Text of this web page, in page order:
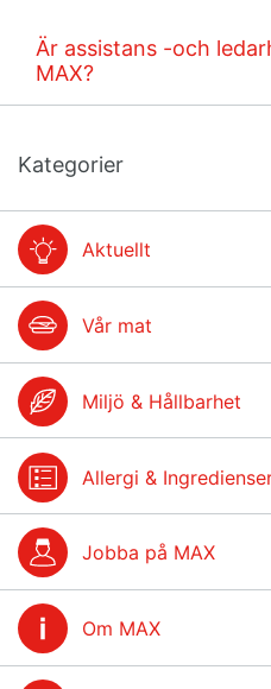
Är assistans -och
MAX?
Kategorier
Aktuellt
Vår mat
Miljö & Hållbarhet
Allergi &
Jobba på MAX
Om MAX